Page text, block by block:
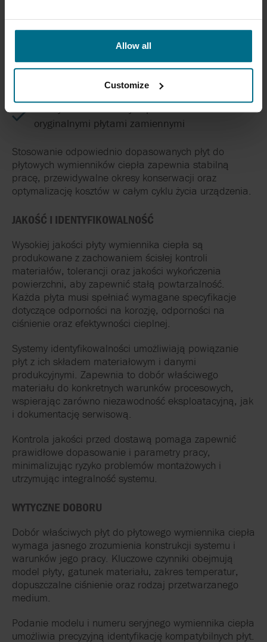
Allow all
Customize
warunków procesowych
Niezawodną efektywność wymiany ciepła i
parametry mechaniczne
Lepszą dostępność i krótsze terminy dostaw
Niższy koszt całkowity w porównaniu z
oryginalnymi płytami zamiennymi
Stosowanie odpowiednio dopasowanych płyt do
płytowych wymienników ciepła zapewnia stabilną
pracę, przewidywalne okresy konserwacji oraz
optymalizację kosztów w całym cyklu życia urządzenia.
JAKOŚĆ I IDENTYFIKOWALNOŚĆ
Wysokiej jakości płyty wymiennika ciepła są
produkowane z zachowaniem ścisłej kontroli
materiałów, tolerancji oraz jakości wykończenia
powierzchni, aby zapewnić stałą powtarzalność.
Każda płyta musi spełniać wymagane specyfikacje
dotyczące odporności na korozję, odporności na
ciśnienie oraz efektywności cieplnej.
Systemy identyfikowalności umożliwiają powiązanie
płyt z ich składem materiałowym i danymi
produkcyjnymi. Zapewnia to dobór właściwego
materiału do konkretnych warunków procesowych,
wspierając zarówno niezawodność eksploatacyjną, jak
i dokumentację serwisową.
Kontrola jakości przed dostawą pomaga zapewnić
prawidłowe dopasowanie i parametry pracy,
minimalizując ryzyko problemów montażowych i
utrzymując integralność systemu.
WYTYCZNE DOBORU
Dobór właściwych płyt do płytowego wymiennika ciepła
wymaga jasnego zrozumienia konstrukcji systemu i
warunków jego pracy. Kluczowe czynniki obejmują
model płyty, gatunek materiału, zakres temperatur,
dopuszczalne ciśnienie oraz rodzaj przetwarzanego
medium.
Podanie modelu i numeru seryjnego wymiennika ciepła
umożliwia precyzyjną identyfikację kompatybilnych płyt.